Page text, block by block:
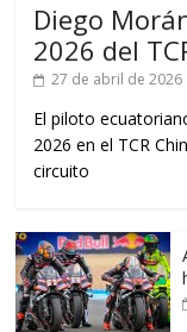
Diego
2026 del
27 de abril de 2026
El piloto
2026 en el TCR
circuito